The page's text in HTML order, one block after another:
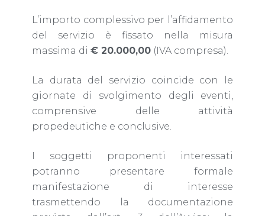
L’importo complessivo per l’affidamento
del servizio è fissato nella misura
massima di € 20.000,00 (IVA compresa).
La durata del servizio coincide con le
giornate di svolgimento degli eventi,
comprensive delle attività
propedeutiche e conclusive.
I soggetti proponenti interessati
potranno presentare formale
manifestazione di interesse
trasmettendo la documentazione